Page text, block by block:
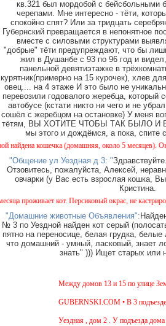
кв.321 был мордобой с бейсбольными
черепами. Мне интересно - тёти,
спокойно спят? Или за тридцать
Губернский превращается в непонятное
вместе с силовыми структурами
"добрые" тёти предупреждают, что бы
жил в Душанбе с 93 по 96 год и
панельной девятиэтажке в
курятник(примерно на 15 курочек), хлев
овец.... на 4 этаже И это было не
перевозили годовалого жеребца, который
автобусе (кстати никто ни чего и не
сошёл с жеребцом на остановке) У меня
тётям, ВЫ ХОТИТЕ ЧТОБЫ ТАК БЫЛО И
мы этого и дождёмся, а пока, спите
(домашняя, около 5 месяцев). Окрас -
"Общение ул Уездная д 3: "
Отзовитесь, пожалуйста, Алексей,
овчарки (у Вас есть взрослая кошка,
Кристина.
кот. Персиковый окрас, не кастрирован,
"Домашние животные Объявления":
№ 3 по Уездной найден кот серый
пятно на переносице, белая грудка,
что домашний - умный, ласковый, знает
знать" ))) Ищет старых или
Между домов 13 и 15 по улице Земская
GUBERNSKI.COM • В 3 подъезде
Уездная , дом 2 . У подъезда дома